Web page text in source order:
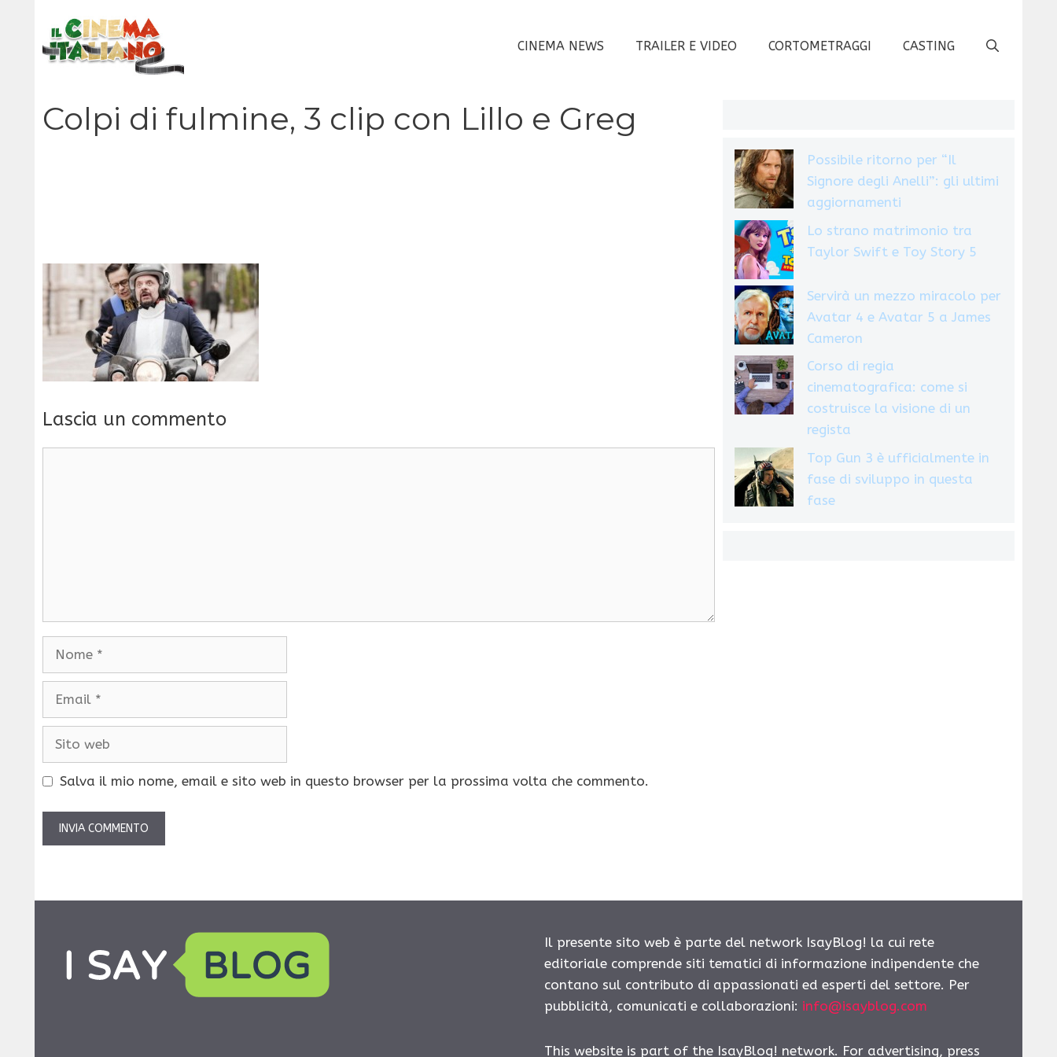
contenuto
CINEMA NEWS TRAILER E VIDEO CORTOMETRAGGI CASTING
Colpi di fulmine, 3 clip con Lillo e Greg
Lascia un commento
Salva il mio nome, email e sito web in questo browser per la prossima volta che commento.
Possibile ritorno per “Il
Signore degli Anelli”: gli ultimi
aggiornamenti
Lo strano matrimonio tra
Taylor Swift e Toy Story 5
Servirà un mezzo miracolo per
Avatar 4 e Avatar 5 a James
Cameron
Corso di regia
cinematografica: come si
costruisce la visione di un
regista
Top Gun 3 è ufficialmente in
fase di sviluppo in questa
fase
Il presente sito web è parte del network IsayBlog! la cui rete
editoriale comprende siti tematici di informazione indipendente che
contano sul contributo di appassionati ed esperti del settore. Per
pubblicità, comunicati e collaborazioni: info@isayblog.com
This website is part of the IsayBlog! network. For advertising, press